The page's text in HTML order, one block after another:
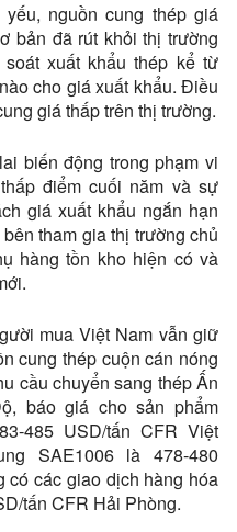
nguồn cung thép giá
bản đã rút khỏi thị trường
xuất khẩu thép kể từ
cho giá xuất khẩu. Điều
giá thấp trên thị trường.
biến động trong phạm vi
điểm cuối năm và sự
giá xuất khẩu ngắn hạn
tham gia thị trường chủ
hàng tồn kho hiện có và
mua Việt Nam vẫn giữ
cung thép cuộn cán nóng
cầu chuyển sang thép Ấn
báo giá cho sản phẩm
485 USD/tấn CFR Việt
SAE1006 là 478-480
có các giao dịch hàng hóa
tấn CFR Hải Phòng.